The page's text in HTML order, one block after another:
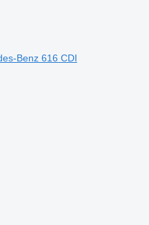
Benz 616 CDI